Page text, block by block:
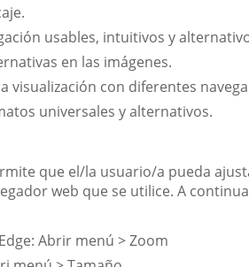
usables, intuitivos y
en las imágenes.
visualización con diferentes
universales y alternativos.
que el/la usuario/a pueda
web que se utilice. A
Abrir menú > Zoom